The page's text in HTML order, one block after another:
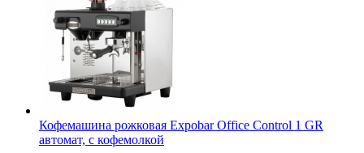
Кофемашина рожковая Expobar Office Control 1 GR
автомат, с кофемолкой